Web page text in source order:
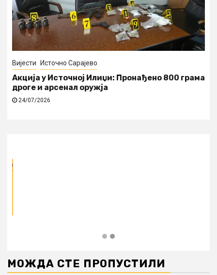
Вијести Источно Сарајево
Акција у Источној Илиџи: Пронађено 800 грама
дроге и арсенал оружја
24/07/2026
МОЖДА СТЕ ПРОПУСТИЛИ